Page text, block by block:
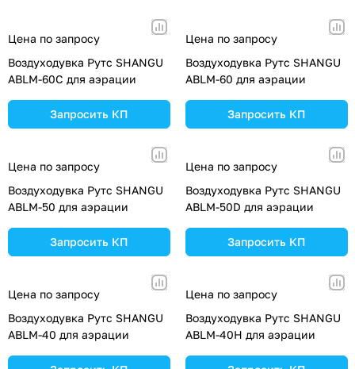
Цена по запросу
Воздуходувка Рутс SHANGU
ABLM-60C для аэрации
Запросить КП
Цена по запросу
Воздуходувка Рутс SHANGU
ABLM-60 для аэрации
Запросить КП
Цена по запросу
Воздуходувка Рутс SHANGU
ABLM-50 для аэрации
Запросить КП
Цена по запросу
Воздуходувка Рутс SHANGU
ABLM-50D для аэрации
Запросить КП
Цена по запросу
Воздуходувка Рутс SHANGU
ABLM-40 для аэрации
Цена по запросу
Воздуходувка Рутс SHANGU
ABLM-40H для аэрации